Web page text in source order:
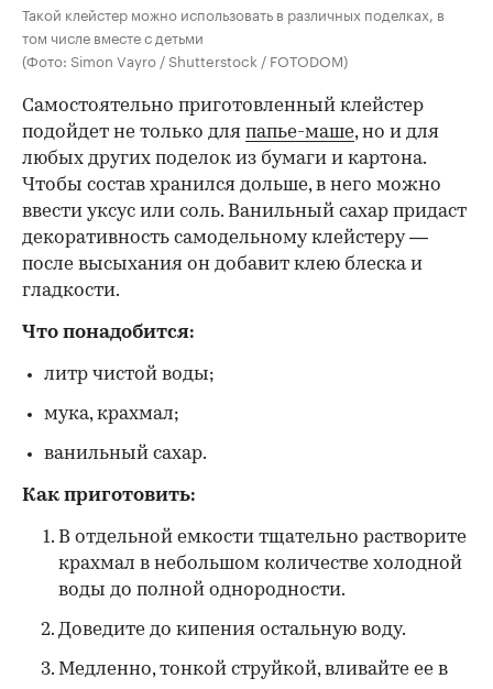
Такой клейстер можно использовать в различных поделках, в
том числе вместе с детьми
(Фото: Simon Vayro / Shutterstock / FOTODOM)
Самостоятельно приготовленный клейстер
подойдет не только для папье-маше, но и для
любых других поделок из бумаги и картона.
Чтобы состав хранился дольше, в него можно
ввести уксус или соль. Ванильный сахар придаст
декоративность самодельному клейстеру —
после высыхания он добавит клею блеска и
гладкости.
Что понадобится:
литр чистой воды;
мука, крахмал;
ванильный сахар.
Как приготовить:
В отдельной емкости тщательно растворите
крахмал в небольшом количестве холодной
воды до полной однородности.
Доведите до кипения остальную воду.
Медленно, тонкой струйкой, вливайте ее в